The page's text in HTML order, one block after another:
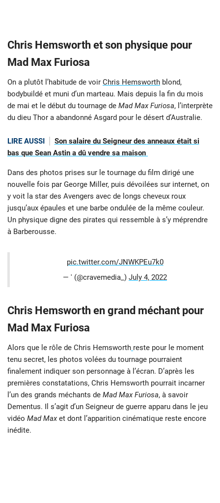
Chris Hemsworth et son physique pour
Mad Max Furiosa
On a plutôt l’habitude de voir Chris Hemsworth blond,
bodybuildé et muni d’un marteau. Mais depuis la fin du mois
de mai et le début du tournage de Mad Max Furiosa, l’interprète
du dieu Thor a abandonné Asgard pour le désert d’Australie.
LIRE AUSSI
Son salaire du Seigneur des anneaux était si
bas que Sean Astin a dû vendre sa maison
Dans des photos prises sur le tournage du film dirigé une
nouvelle fois par George Miller, puis dévoilées sur internet, on
y voit la star des Avengers avec de longs cheveux roux
jusqu’aux épaules et une barbe ondulée de la même couleur.
Un physique digne des pirates qui ressemble à s’y méprendre
à Barberousse.
pic.twitter.com/JNWKPEu7k0
— ' (@cravemedia_) July 4, 2022
Chris Hemsworth en grand méchant pour
Mad Max Furiosa
Alors que le rôle de Chris Hemsworth reste pour le moment
tenu secret, les photos volées du tournage pourraient
finalement indiquer son personnage à l’écran. D’après les
premières constatations, Chris Hemsworth pourrait incarner
l’un des grands méchants de Mad Max Furiosa, à savoir
Dementus. Il s’agit d’un Seigneur de guerre apparu dans le jeu
vidéo Mad Max et dont l’apparition cinématique reste encore
inédite.